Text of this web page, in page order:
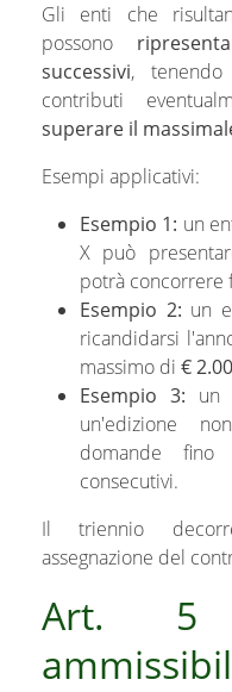
Gli enti che
possono
successivi,
contributi
superare il
Esempi applicativi:
Esempio 1: un
X può
potrà concorrere
Esempio 2: un
ricandidarsi
massimo di €
Esempio 3: un
un'edizione
domande
consecutivi.
Il triennio
assegnazione del
Art. 5